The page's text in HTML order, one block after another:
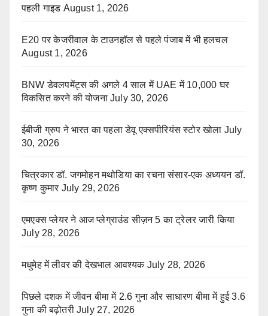
पहली गाइड August 1, 2026
E20 पर केजरीवाल के टाउनहॉल से पहले पंजाब में भी हलचल
August 1, 2026
BNW डेवलपमेंट्स की अगले 4 साल में UAE में 10,000 घर
विकसित करने की योजना July 30, 2026
ईबीजी ग्रुप ने भारत का पहला डेवू एक्सपीरियंस स्टोर खोला July
30, 2026
चित्रकार डॉ. जगमोहन मथोडिया का रचना संसार-एक अध्ययन डॉ.
कृष्ण कुमार July 29, 2026
एमएक्स प्लेयर ने आज प्लेग्राउंड सीज़न 5 का ट्रेलर जारी किया
July 28, 2026
मधुमेह में लीवर की देखभाल आवश्यक July 28, 2026
पिछले दशक में जीवन बीमा में 2.6 गुना और साधारण बीमा में हुई 3.6
गुना की बढ़ोतरी July 27, 2026